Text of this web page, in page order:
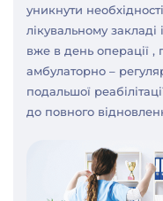
уникнути
лікувальному
вже в день операції
амбулаторно –
подальшої
до повного